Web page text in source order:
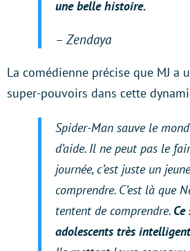
une belle histoire.
– Zendaya
La comédienne précise que MJ a
super-pouvoirs dans cette
Spider-Man sauve le
d’aide. Il ne peut pas le
journée, c’est juste un
comprendre. C’est là que
tentent de comprendre.
adolescents très